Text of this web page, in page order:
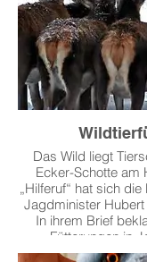
Das Wild liegt
Ecker-Schotte am
„Hilferuf“ hat sich
Jagdminister
In ihrem Brief
Fütterungen in